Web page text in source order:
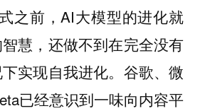
之前，AI大模型的进化就
慧，还做不到在完全没有
实现自我进化。谷歌、微
已经意识到一味向内容平